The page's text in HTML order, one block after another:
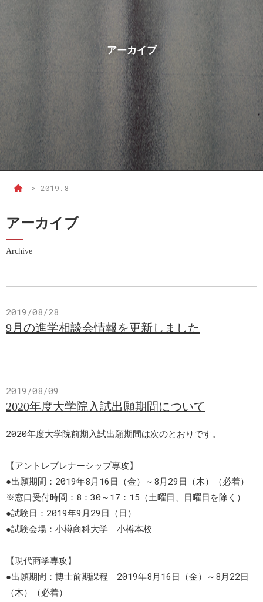
アーカイブ
> 2019.8
アーカイブ
Archive
2019/08/28
9月の進学相談会情報を更新しました
2019/08/09
2020年度大学院入試出願期間について
2020年度大学院前期入試出願期間は次のとおりです。
【アントレプレナーシップ専攻】
●出願期間：2019年8月16日（金）～8月29日（木）（必着）
※窓口受付時間：8：30～17：15（土曜日、日曜日を除く）
●試験日：2019年9月29日（日）
●試験会場：小樽商科大学 小樽本校
【現代商学専攻】
●出願期間：博士前期課程 2019年8月16日（金）～8月22日
（木）（必着）